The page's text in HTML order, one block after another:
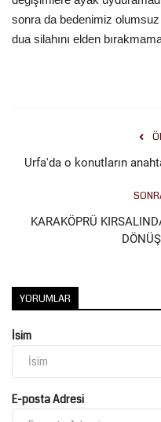
sonra da bedenimiz
dua silahını elden
Urfa'da o konutların
KARAKÖPRÜ
YORUMLAR
İsim
E-posta Adresi